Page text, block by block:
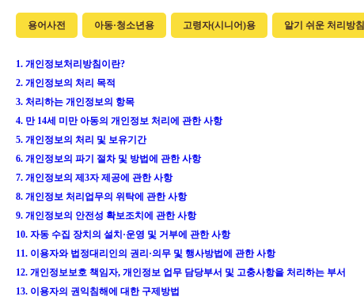
용어사전 아동·청소년용 고령자(시니어)용 알기 쉬운 처리방침
1. 개인정보처리방침이란?
2. 개인정보의 처리 목적
3. 처리하는 개인정보의 항목
4. 만 14세 미만 아동의 개인정보 처리에 관한 사항
5. 개인정보의 처리 및 보유기간
6. 개인정보의 파기 절차 및 방법에 관한 사항
7. 개인정보의 제3자 제공에 관한 사항
8. 개인정보 처리업무의 위탁에 관한 사항
9. 개인정보의 안전성 확보조치에 관한 사항
10. 자동 수집 장치의 설치·운영 및 거부에 관한 사항
11. 이용자와 법정대리인의 권리·의무 및 행사방법에 관한 사항
12. 개인정보보호 책임자, 개인정보 업무 담당부서 및 고충사항을 처리하는 부서
13. 이용자의 권익침해에 대한 구제방법